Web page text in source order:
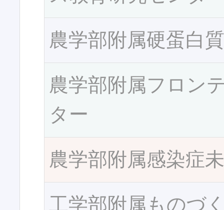
農学部附属硬蛋白
農学部附属フロン
ター
農学部附属感染症
工学部附属ものづ